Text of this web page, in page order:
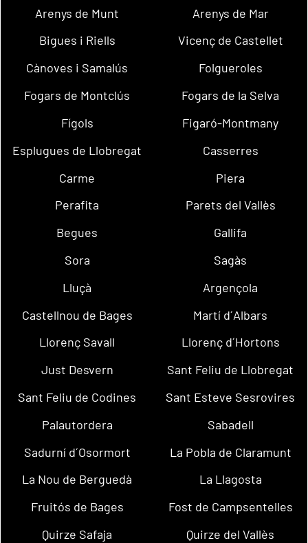
Arenys de Munt
Arenys de Mar
Bigues i Riells
Vicenç de Castellet
Cànoves i Samalús
Folgueroles
Fogars de Montclús
Fogars de la Selva
Fígols
Figaró-Montmany
Esplugues de Llobregat
Casserres
Carme
Piera
Perafita
Parets del Vallès
Begues
Gallifa
Sora
Sagàs
Lluçà
Argençola
Castellnou de Bages
Martí d´Albars
Llorenç Savall
Llorenç d´Hortons
Just Desvern
Sant Feliu de Llobregat
Sant Feliu de Codines
Sant Esteve Sesrovires
Palautordera
Sabadell
Sadurní d´Osormort
La Pobla de Claramunt
La Nou de Berguedà
La Llagosta
Fruitós de Bages
Fost de Campsentelles
Quirze Safaja
Quirze del Vallès